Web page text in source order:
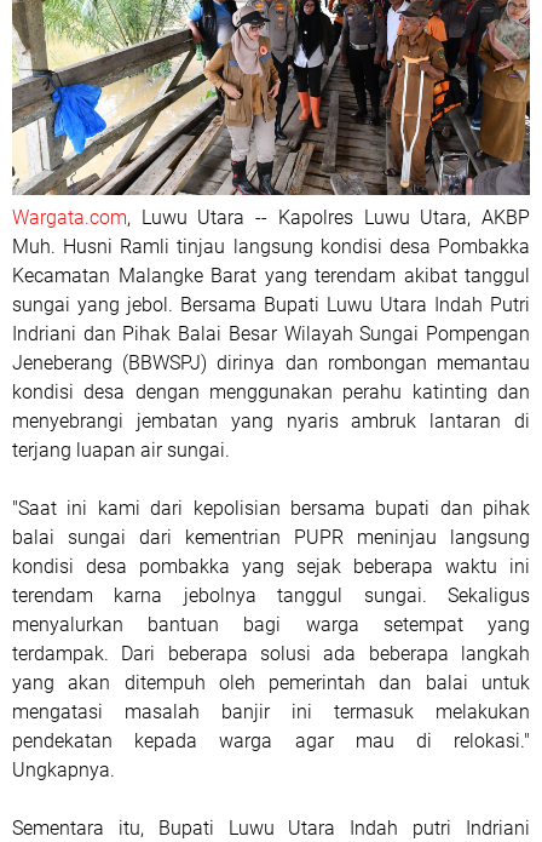
Wargata.com, Luwu Utara -- Kapolres Luwu Utara, AKBP
Muh. Husni Ramli tinjau langsung kondisi desa Pombakka
Kecamatan Malangke Barat yang terendam akibat tanggul
sungai yang jebol. Bersama Bupati Luwu Utara Indah Putri
Indriani dan Pihak Balai Besar Wilayah Sungai Pompengan
Jeneberang (BBWSPJ) dirinya dan rombongan memantau
kondisi desa dengan menggunakan perahu katinting dan
menyebrangi jembatan yang nyaris ambruk lantaran di
terjang luapan air sungai.
"Saat ini kami dari kepolisian bersama bupati dan pihak
balai sungai dari kementrian PUPR meninjau langsung
kondisi desa pombakka yang sejak beberapa waktu ini
terendam karna jebolnya tanggul sungai. Sekaligus
menyalurkan bantuan bagi warga setempat yang
terdampak. Dari beberapa solusi ada beberapa langkah
yang akan ditempuh oleh pemerintah dan balai untuk
mengatasi masalah banjir ini termasuk melakukan
pendekatan kepada warga agar mau di relokasi."
Ungkapnya.
Sementara itu, Bupati Luwu Utara Indah putri Indriani